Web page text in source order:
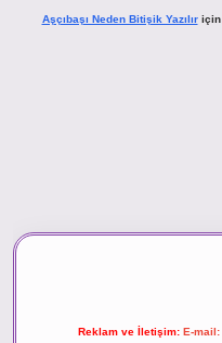
Aşçıbaşı Neden Bitişik Yazılıriçin
Reklam ve İletişim: E-mail: